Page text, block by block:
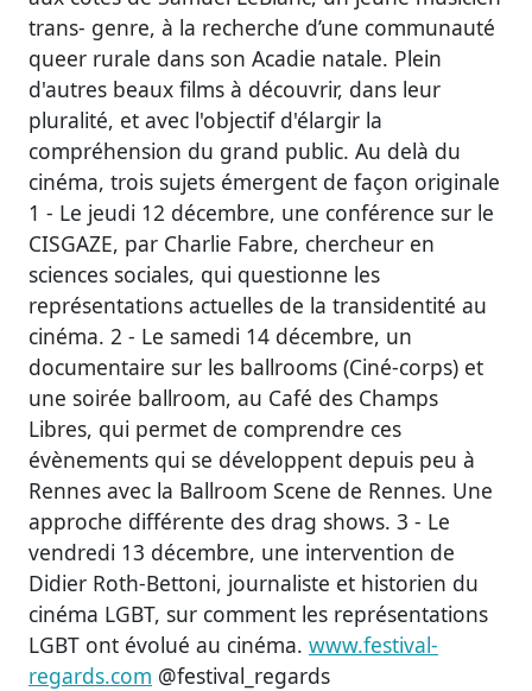
trans- genre, à la recherche d’une communauté
queer rurale dans son Acadie natale. Plein
d'autres beaux films à découvrir, dans leur
pluralité, et avec l'objectif d'élargir la
compréhension du grand public. Au delà du
cinéma, trois sujets émergent de façon originale
1 - Le jeudi 12 décembre, une conférence sur le
CISGAZE, par Charlie Fabre, chercheur en
sciences sociales, qui questionne les
représentations actuelles de la transidentité au
cinéma. 2 - Le samedi 14 décembre, un
documentaire sur les ballrooms (Ciné-corps) et
une soirée ballroom, au Café des Champs
Libres, qui permet de comprendre ces
évènements qui se développent depuis peu à
Rennes avec la Ballroom Scene de Rennes. Une
approche différente des drag shows. 3 - Le
vendredi 13 décembre, une intervention de
Didier Roth-Bettoni, journaliste et historien du
cinéma LGBT, sur comment les représentations
LGBT ont évolué au cinéma. www.festival-
regards.com @festival_regards